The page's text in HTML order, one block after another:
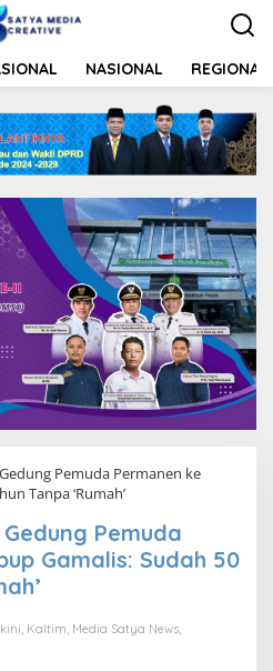
NASIONAL REGIONAL
Pemuda Permanen ke
Tanpa ‘Rumah’
Pemuda
Gamalis: Sudah 50
Kaltim Media Satya News